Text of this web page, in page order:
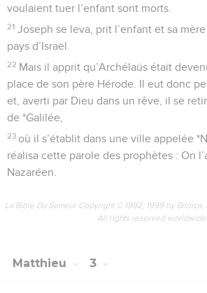
voulaient tuer l’enfant sont morts.
21 Joseph se leva, prit l’enfant et sa
pays d’Israël.
22 Mais il apprit qu’Archélaüs était
place de son père Hérode. Il eut donc
et, averti par Dieu dans un rêve, il se
de *Galilée,
23 où il s’établit dans une ville appelée
réalisa cette parole des prophètes : On
Nazaréen.
La Bible Du Semeur Copyright © 1992, 1999 by Biblica,
All rights reserved worldwide.
Matthieu 3